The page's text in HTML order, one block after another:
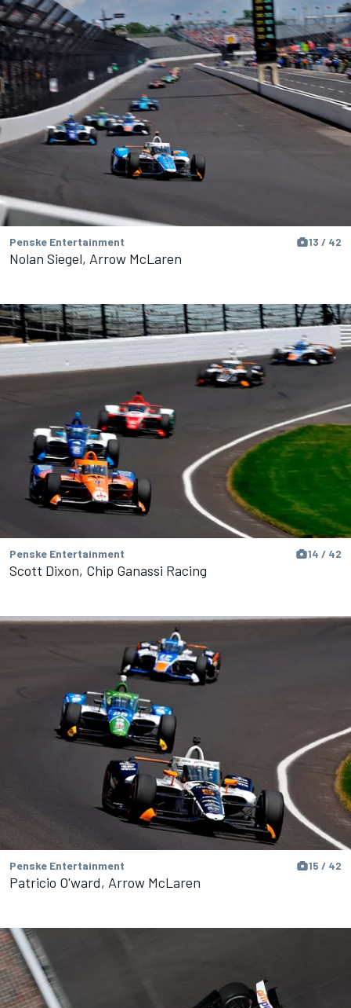
Penske Entertainment 13 / 42
Nolan Siegel, Arrow McLaren
Penske Entertainment 14 / 42
Scott Dixon, Chip Ganassi Racing
Penske Entertainment 15 / 42
Patricio O'ward, Arrow McLaren